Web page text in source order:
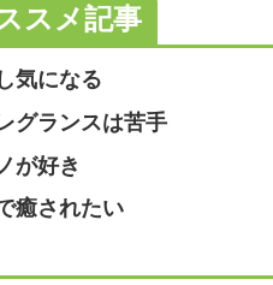
スメ記事
気になる
グランスは苦手
が好き
癒されたい